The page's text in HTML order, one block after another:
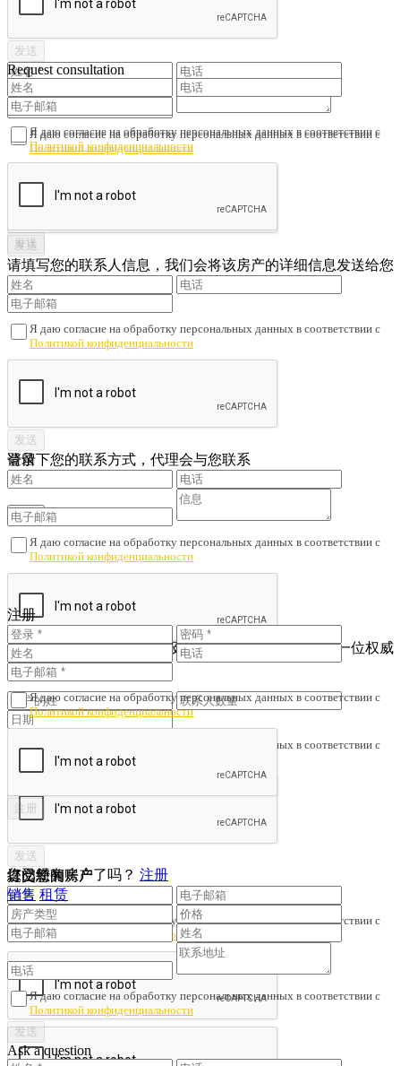
Request consultation
Я даю согласие на обработку персональных данных в соответствии с
Политикой конфиденциальности
Я даю согласие на обработку персональных данных в соответствии с
Политикой конфиденциальности
请填写您的联系人信息，我们会将该房产的详细信息发送给您
Я даю согласие на обработку персональных данных в соответствии с
Политикой конфиденциальности
请留下您的联系方式，代理会与您联系
Я даю согласие на обработку персональных данных в соответствии с
Политикой конфиденциальности
登录
注册
Я даю согласие на обработку персональных данных в соответствии с
Политикой конфиденциальности
您已经有账户了吗？ 注册
查看已注册的联系人
为了避免财产诈骗与劣质服务，我们会核对您是否与一位权威
人士签订了协议。
Я даю согласие на обработку персональных данных в соответствии с
Политикой конфиденциальности
提交您的房产
销售 租赁
Я даю согласие на обработку персональных данных в соответствии с
Политикой конфиденциальности
订阅新闻
Я даю согласие на обработку персональных данных в соответствии с
Политикой конфиденциальности
Ask a question
Save search